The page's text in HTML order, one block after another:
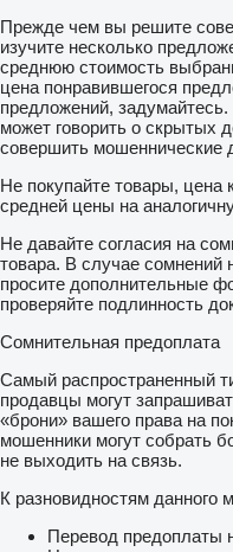
Прежде чем вы решите
изучите несколько
среднюю стоимость
цена понравившегося
предложений,
может говорить о скрытых
совершить мошеннические
Не покупайте товары, цена
средней цены на
Не давайте согласия на
товара. В случае сомнений
просите дополнительные
проверяйте подлинность
Сомнительная предоплата
Самый распространенный
продавцы могут
«брони» вашего права на
мошенники могут собрать
не выходить на связь.
К разновидностям данного
Перевод предоплаты